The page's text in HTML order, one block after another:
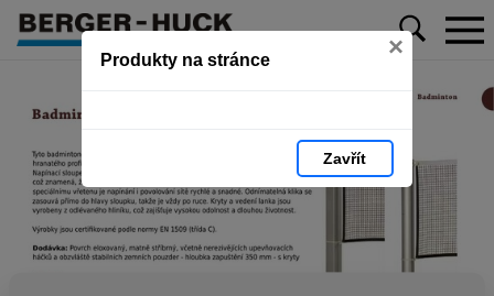
Produkty na stránce ×
Zavřít